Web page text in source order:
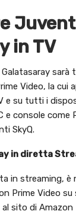
in TV
sarà
Video, la cui
e su tutti i
console come
SkyQ.
in diretta
in streaming, è
Prime Video
sito di Amazon